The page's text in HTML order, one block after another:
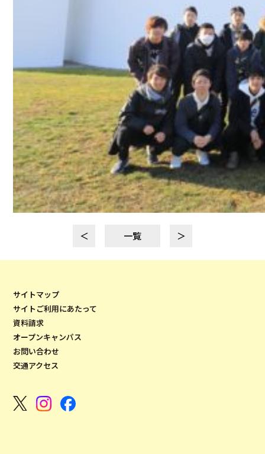
＜ 一覧 ＞
サイトマップ
サイトご利用にあたって
資料請求
オープンキャンパス
お問い合わせ
交通アクセス